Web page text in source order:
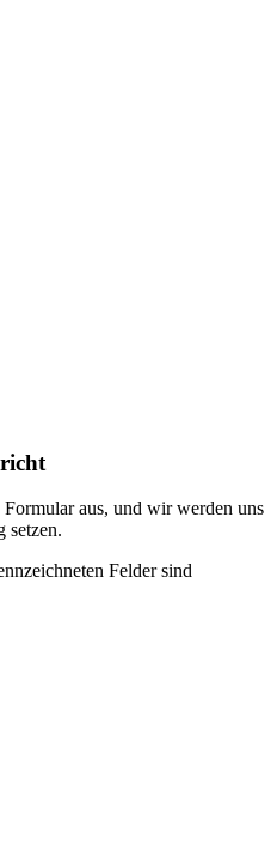
aus, und wir werden uns
setzen.
Felder sind